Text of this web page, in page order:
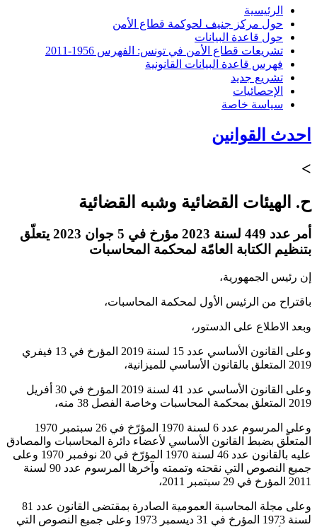
الرئيسية
حول مركز جنيف لحوكمة قطاع الأمن
حول قاعدة البيانات
تشريعات قطاع الأمن في تونس: الفهرس 1956-2011
فهرس قاعدة البيانات القانونية
تشريع جديد
الإحصائيات
سياسة خاصة
احدث القوانين
>
ح. الهيئات القضائية وشبه القضائية
أمر عدد 449 لسنة 2023 مؤرخ في 5 جوان 2023 يتعلّق
بتنظيم الكتابة العامّة لمحكمة المحاسبات
إن رئيس الجمهورية،
باقتراح من الرئيس الأول لمحكمة المحاسبات،
وبعد الاطلاع على الدستور،
وعلى القانون الأساسي عدد 15 لسنة 2019 المؤرخ في 13 فيفري
2019 المتعلق بالقانون الأساسي للميزانية،
وعلى القانون الأساسي عدد 41 لسنة 2019 المؤرخ في 30 أفريل
2019 المتعلق بمحكمة المحاسبات وخاصة الفصل 38 منه،
وعلى المرسوم عدد 6 لسنة 1970 المؤرّخ في 26 سبتمبر 1970
المتعلّق بضبط القانون الأساسي لأعضاء دائرة المحاسبات والمصادق
عليه بالقانون عدد 46 لسنة 1970 المؤرّخ في 20 نوفمبر 1970 وعلى
جميع النصوص التي نقحته وتممته وآخرها المرسوم عدد 90 لسنة
2011 المؤرخ في 29 سبتمبر 2011،
وعلى مجلة المحاسبة العمومية الصادرة بمقتضى القانون عدد 81
لسنة 1973 المؤرخ في 31 ديسمبر 1973 وعلى جميع النصوص التي